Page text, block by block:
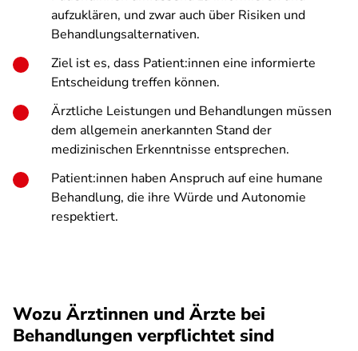
aufzuklären, und zwar auch über Risiken und
Behandlungsalternativen.
Ziel ist es, dass Patient:innen eine informierte
Entscheidung treffen können.
Ärztliche Leistungen und Behandlungen müssen
dem allgemein anerkannten Stand der
medizinischen Erkenntnisse entsprechen.
Patient:innen haben Anspruch auf eine humane
Behandlung, die ihre Würde und Autonomie
respektiert.
Wozu Ärztinnen und Ärzte bei
Behandlungen verpflichtet sind